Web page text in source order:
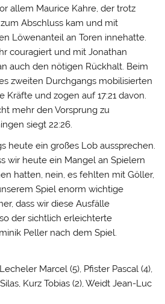
allem Maurice Kahre, der trotz
Abschluss kam und mit
Löwenanteil an Toren innehatte.
couragiert und mit Jonathan
auch den nötigen Rückhalt. Beim
zweiten Durchgangs mobilisierten
Kräfte und zogen auf 17:21 davon.
mehr den Vorsprung zu
siegt 22:26.
heute ein großes Lob aussprechen.
wir heute ein Mangel an Spielern
hatten, nein, es fehlten mit Göller,
Spiel enorm wichtige
dass wir diese Ausfälle
der sichtlich erleichterte
Peller nach dem Spiel.
Marcel (5), Pfister Pascal (4),
Kurz Tobias (2), Weidt Jean-Luc